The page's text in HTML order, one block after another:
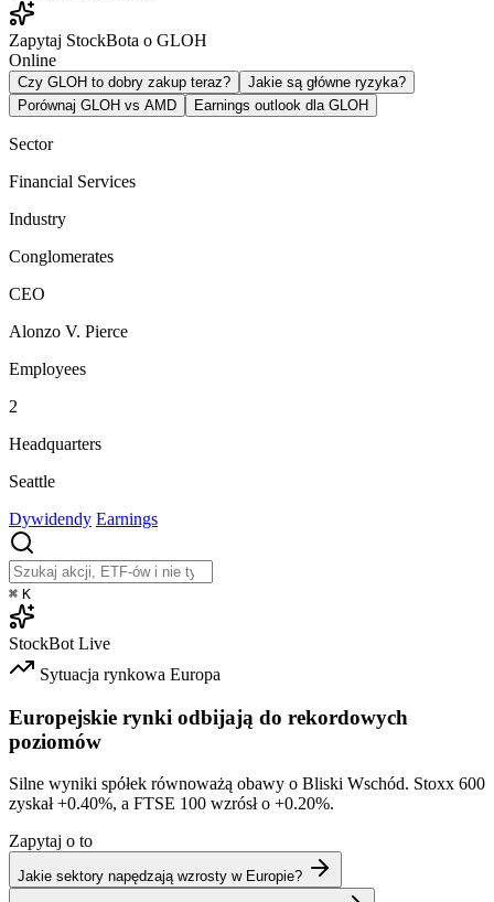
Zapytaj StockBota o GLOH
Online
Czy GLOH to dobry zakup teraz?
Jakie są główne ryzyka?
Porównaj GLOH vs AMD
Earnings outlook dla GLOH
Sector
Financial Services
Industry
Conglomerates
CEO
Alonzo V. Pierce
Employees
2
Headquarters
Seattle
Dywidendy Earnings
⌘ K
StockBot Live
Sytuacja rynkowa Europa
Europejskie rynki odbijają do rekordowych
poziomów
Silne wyniki spółek równoważą obawy o Bliski Wschód. Stoxx 600
zyskał+0.40%, a FTSE 100 wzrósł o +0.20%.
Zapytaj o to
Jakie sektory napędzają wzrosty w Europie?